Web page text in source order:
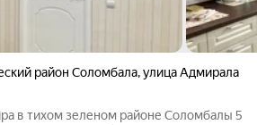
район Соломбала,улица Адмирала
в тихом зеленом районе Соломбалы 5